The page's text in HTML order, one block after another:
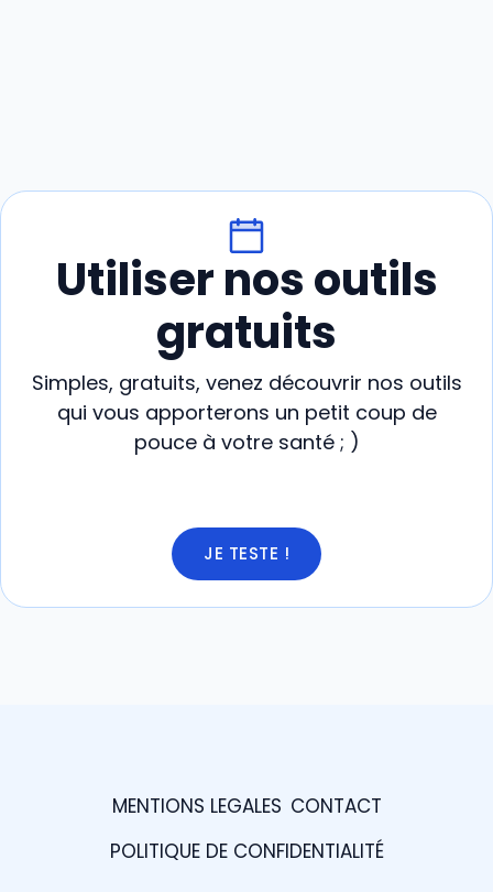
Utiliser nos outils
gratuits
Simples, gratuits, venez découvrir nos outils
qui vous apporterons un petit coup de
pouce à votre santé ; )
JE TESTE !
MENTIONS LEGALES CONTACT
POLITIQUE DE CONFIDENTIALITÉ